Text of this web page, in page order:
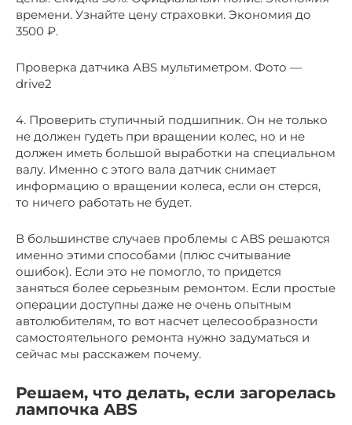
времени. Узнайте цену страховки. Экономия до
3500 ₽.
Проверка датчика ABS мультиметром. Фото —
drive2
4. Проверить ступичный подшипник. Он не только
не должен гудеть при вращении колес, но и не
должен иметь большой выработки на специальном
валу. Именно с этого вала датчик снимает
информацию о вращении колеса, если он стерся,
то ничего работать не будет.
В большинстве случаев проблемы с ABS решаются
именно этими способами (плюс считывание
ошибок). Если это не помогло, то придется
заняться более серьезным ремонтом. Если простые
операции доступны даже не очень опытным
автолюбителям, то вот насчет целесообразности
самостоятельного ремонта нужно задуматься и
сейчас мы расскажем почему.
Решаем, что делать, если загорелась
лампочка ABS